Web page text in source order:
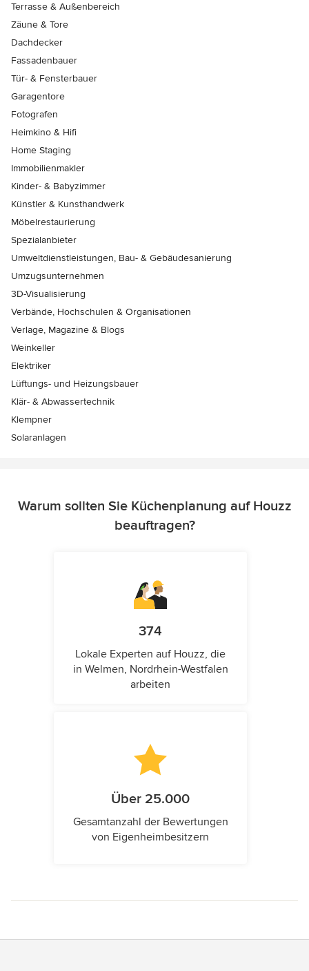
Terrasse & Außenbereich
Zäune & Tore
Dachdecker
Fassadenbauer
Tür- & Fensterbauer
Garagentore
Fotografen
Heimkino & Hifi
Home Staging
Immobilienmakler
Kinder- & Babyzimmer
Künstler & Kunsthandwerk
Möbelrestaurierung
Spezialanbieter
Umweltdienstleistungen, Bau- & Gebäudesanierung
Umzugsunternehmen
3D-Visualisierung
Verbände, Hochschulen & Organisationen
Verlage, Magazine & Blogs
Weinkeller
Elektriker
Lüftungs- und Heizungsbauer
Klär- & Abwassertechnik
Klempner
Solaranlagen
Warum sollten Sie Küchenplanung auf Houzz
beauftragen?
374
Lokale Experten auf Houzz, die
in Welmen, Nordrhein-Westfalen
arbeiten
Über 25.000
Gesamtanzahl der Bewertungen
von Eigenheimbesitzern